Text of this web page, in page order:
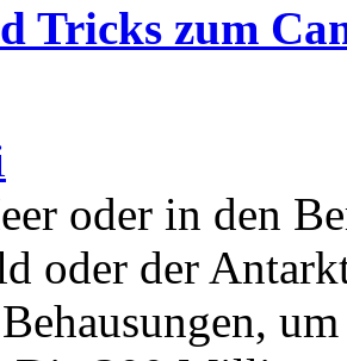
Tricks zum
oder in den
oder der